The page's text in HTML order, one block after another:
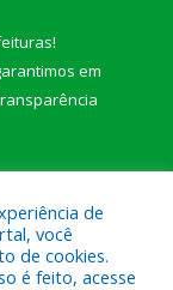
!
em
de
você
de cookies.
é feito, acesse